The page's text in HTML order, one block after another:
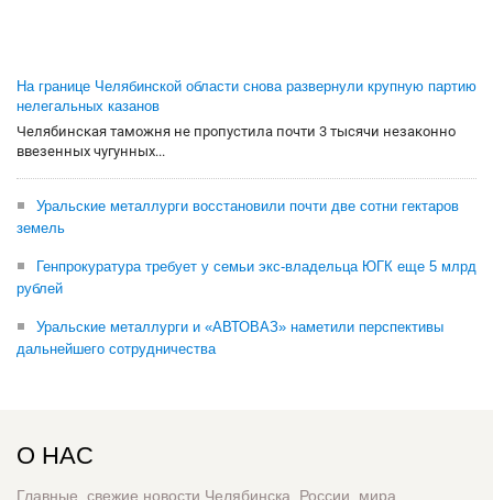
На границе Челябинской области снова развернули крупную партию
нелегальных казанов
Челябинская таможня не пропустила почти 3 тысячи незаконно
ввезенных чугунных...
Уральские металлурги восстановили почти две сотни гектаров
земель
Генпрокуратура требует у семьи экс-владельца ЮГК еще 5 млрд
рублей
Уральские металлурги и «АВТОВАЗ» наметили перспективы
дальнейшего сотрудничества
О НАС
Главные, свежие новости Челябинска, России, мира.